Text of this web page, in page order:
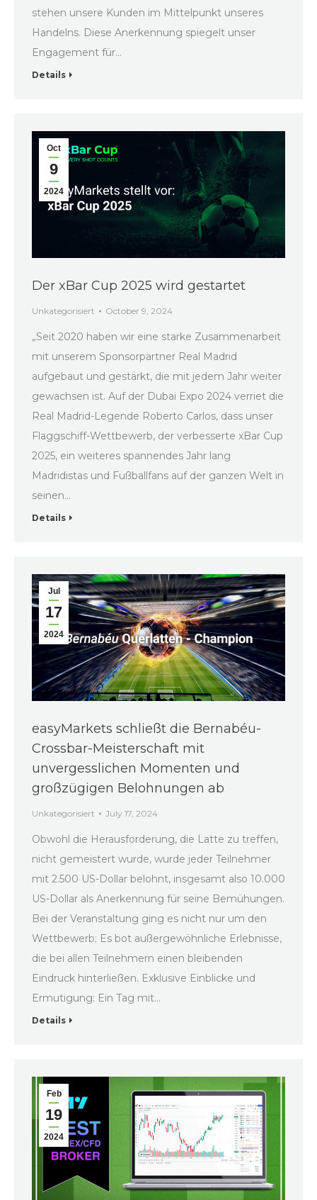
stehen unsere Kunden im Mittelpunkt unseres
Handelns. Diese Anerkennung spiegelt unser
Engagement für…
Details
Oct
9
2024
Der xBar Cup 2025 wird gestartet
Unkategorisiert October 9, 2024
„Seit 2020 haben wir eine starke Zusammenarbeit
mit unserem Sponsorpartner Real Madrid
aufgebaut und gestärkt, die mit jedem Jahr weiter
gewachsen ist. Auf der Dubai Expo 2024 verriet die
Real Madrid-Legende Roberto Carlos, dass unser
Flaggschiff-Wettbewerb, der verbesserte xBar Cup
2025, ein weiteres spannendes Jahr lang
Madridistas und Fußballfans auf der ganzen Welt in
seinen…
Details
Jul
17
2024
easyMarkets schließt die Bernabéu-
Crossbar-Meisterschaft mit
unvergesslichen Momenten und
großzügigen Belohnungen ab
Unkategorisiert July 17, 2024
Obwohl die Herausforderung, die Latte zu treffen,
nicht gemeistert wurde, wurde jeder Teilnehmer
mit 2.500 US-Dollar belohnt, insgesamt also 10.000
US-Dollar als Anerkennung für seine Bemühungen.
Bei der Veranstaltung ging es nicht nur um den
Wettbewerb; Es bot außergewöhnliche Erlebnisse,
die bei allen Teilnehmern einen bleibenden
Eindruck hinterließen. Exklusive Einblicke und
Ermutigung: Ein Tag mit…
Details
Feb
19
2024